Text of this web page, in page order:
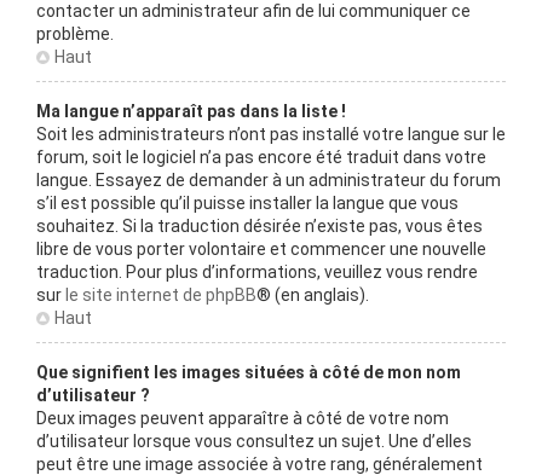
contacter un administrateur afin de lui communiquer ce
problème.
Haut
Ma langue n’apparaît pas dans la liste !
Soit les administrateurs n’ont pas installé votre langue sur le
forum, soit le logiciel n’a pas encore été traduit dans votre
langue. Essayez de demander à un administrateur du forum
s’il est possible qu’il puisse installer la langue que vous
souhaitez. Si la traduction désirée n’existe pas, vous êtes
libre de vous porter volontaire et commencer une nouvelle
traduction. Pour plus d’informations, veuillez vous rendre
sur le site internet de phpBB® (en anglais).
Haut
Que signifient les images situées à côté de mon nom
d’utilisateur ?
Deux images peuvent apparaître à côté de votre nom
d’utilisateur lorsque vous consultez un sujet. Une d’elles
peut être une image associée à votre rang, généralement